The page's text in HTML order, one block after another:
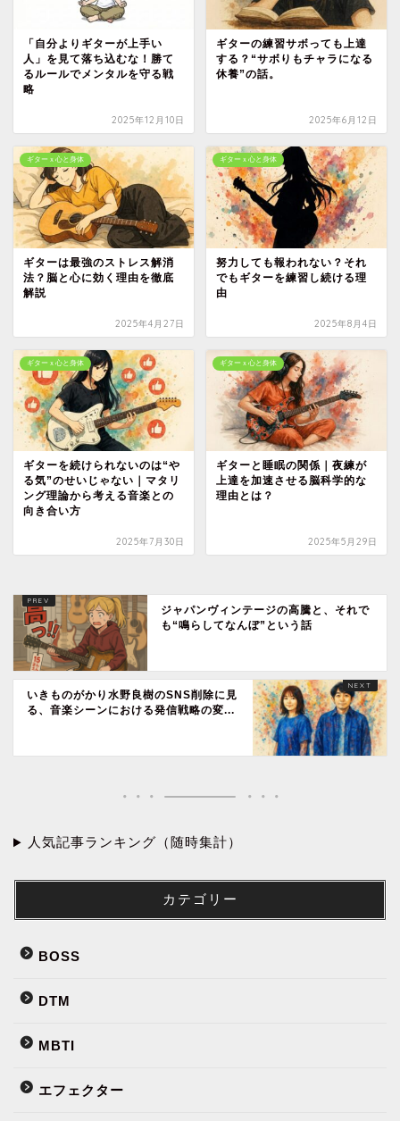
「自分よりギターが上手い
人」を見て落ち込むな！勝て
るルールでメンタルを守る戦
略
2025年12月10日
ギターの練習サボっても上達
する？“サボりもチャラになる
休養”の話。
2025年6月12日
ギターｘ心と身体
ギターは最強のストレス解消
法？脳と心に効く理由を徹底
解説
2025年4月27日
ギターｘ心と身体
努力しても報われない？それ
でもギターを練習し続ける理
由
2025年8月4日
ギターｘ心と身体
ギターを続けられないのは“や
る気”のせいじゃない｜マタリ
ング理論から考える音楽との
向き合い方
2025年7月30日
ギターｘ心と身体
ギターと睡眠の関係｜夜練が
上達を加速させる脳科学的な
理由とは？
2025年5月29日
ジャパンヴィンテージの高騰と、それで
も“鳴らしてなんぼ”という話
いきものがかり水野良樹のSNS削除に見
る、音楽シーンにおける発信戦略の変...
人気記事ランキング（随時集計）
カテゴリー
BOSS
DTM
MBTI
エフェクター